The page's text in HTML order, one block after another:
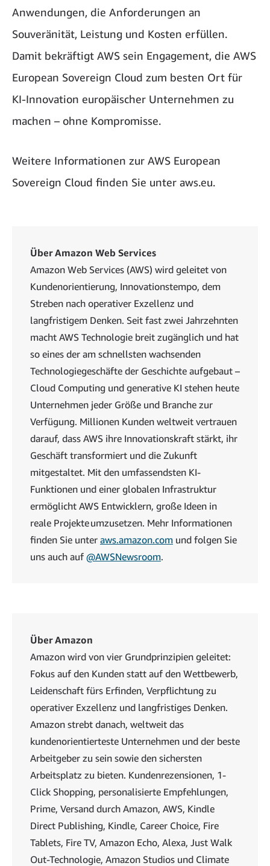
Anwendungen, die Anforderungen an
Souveränität, Leistung und Kosten erfüllen.
Damit bekräftigt AWS sein Engagement, die AWS
European Sovereign Cloud zum besten Ort für
KI-Innovation europäischer Unternehmen zu
machen – ohne Kompromisse.
Weitere Informationen zur AWS European
Sovereign Cloud finden Sie unter aws.eu.
Über Amazon Web Services
Amazon Web Services (AWS) wird geleitet von
Kundenorientierung, Innovationstempo, dem
Streben nach operativer Exzellenz und
langfristigem Denken. Seit fast zwei Jahrzehnten
macht AWS Technologie breit zugänglich und hat
so eines der am schnellsten wachsenden
Technologiegeschäfte der Geschichte aufgebaut –
Cloud Computing und generative KI stehen heute
Unternehmen jeder Größe und Branche zur
Verfügung. Millionen Kunden weltweit vertrauen
darauf, dass AWS ihre Innovationskraft stärkt, ihr
Geschäft transformiert und die Zukunft
mitgestaltet. Mit den umfassendsten KI-
Funktionen und einer globalen Infrastruktur
ermöglicht AWS Entwicklern, große Ideen in
reale Projekte umzusetzen. Mehr Informationen
finden Sie unter aws.amazon.com und folgen Sie
uns auch auf @AWSNewsroom.
Über Amazon
Amazon wird von vier Grundprinzipien geleitet:
Fokus auf den Kunden statt auf den Wettbewerb,
Leidenschaft fürs Erfinden, Verpflichtung zu
operativer Exzellenz und langfristiges Denken.
Amazon strebt danach, weltweit das
kundenorientierteste Unternehmen und der beste
Arbeitgeber zu sein sowie den sichersten
Arbeitsplatz zu bieten. Kundenrezensionen, 1-
Click Shopping, personalisierte Empfehlungen,
Prime, Versand durch Amazon, AWS, Kindle
Direct Publishing, Kindle, Career Choice, Fire
Tablets, Fire TV, Amazon Echo, Alexa, Just Walk
Out-Technologie, Amazon Studios und Climate